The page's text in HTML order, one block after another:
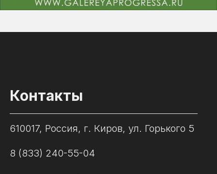
Контакты
610017, Россия, г. Киров, ул. Горького 5
8 (833) 240-55-04